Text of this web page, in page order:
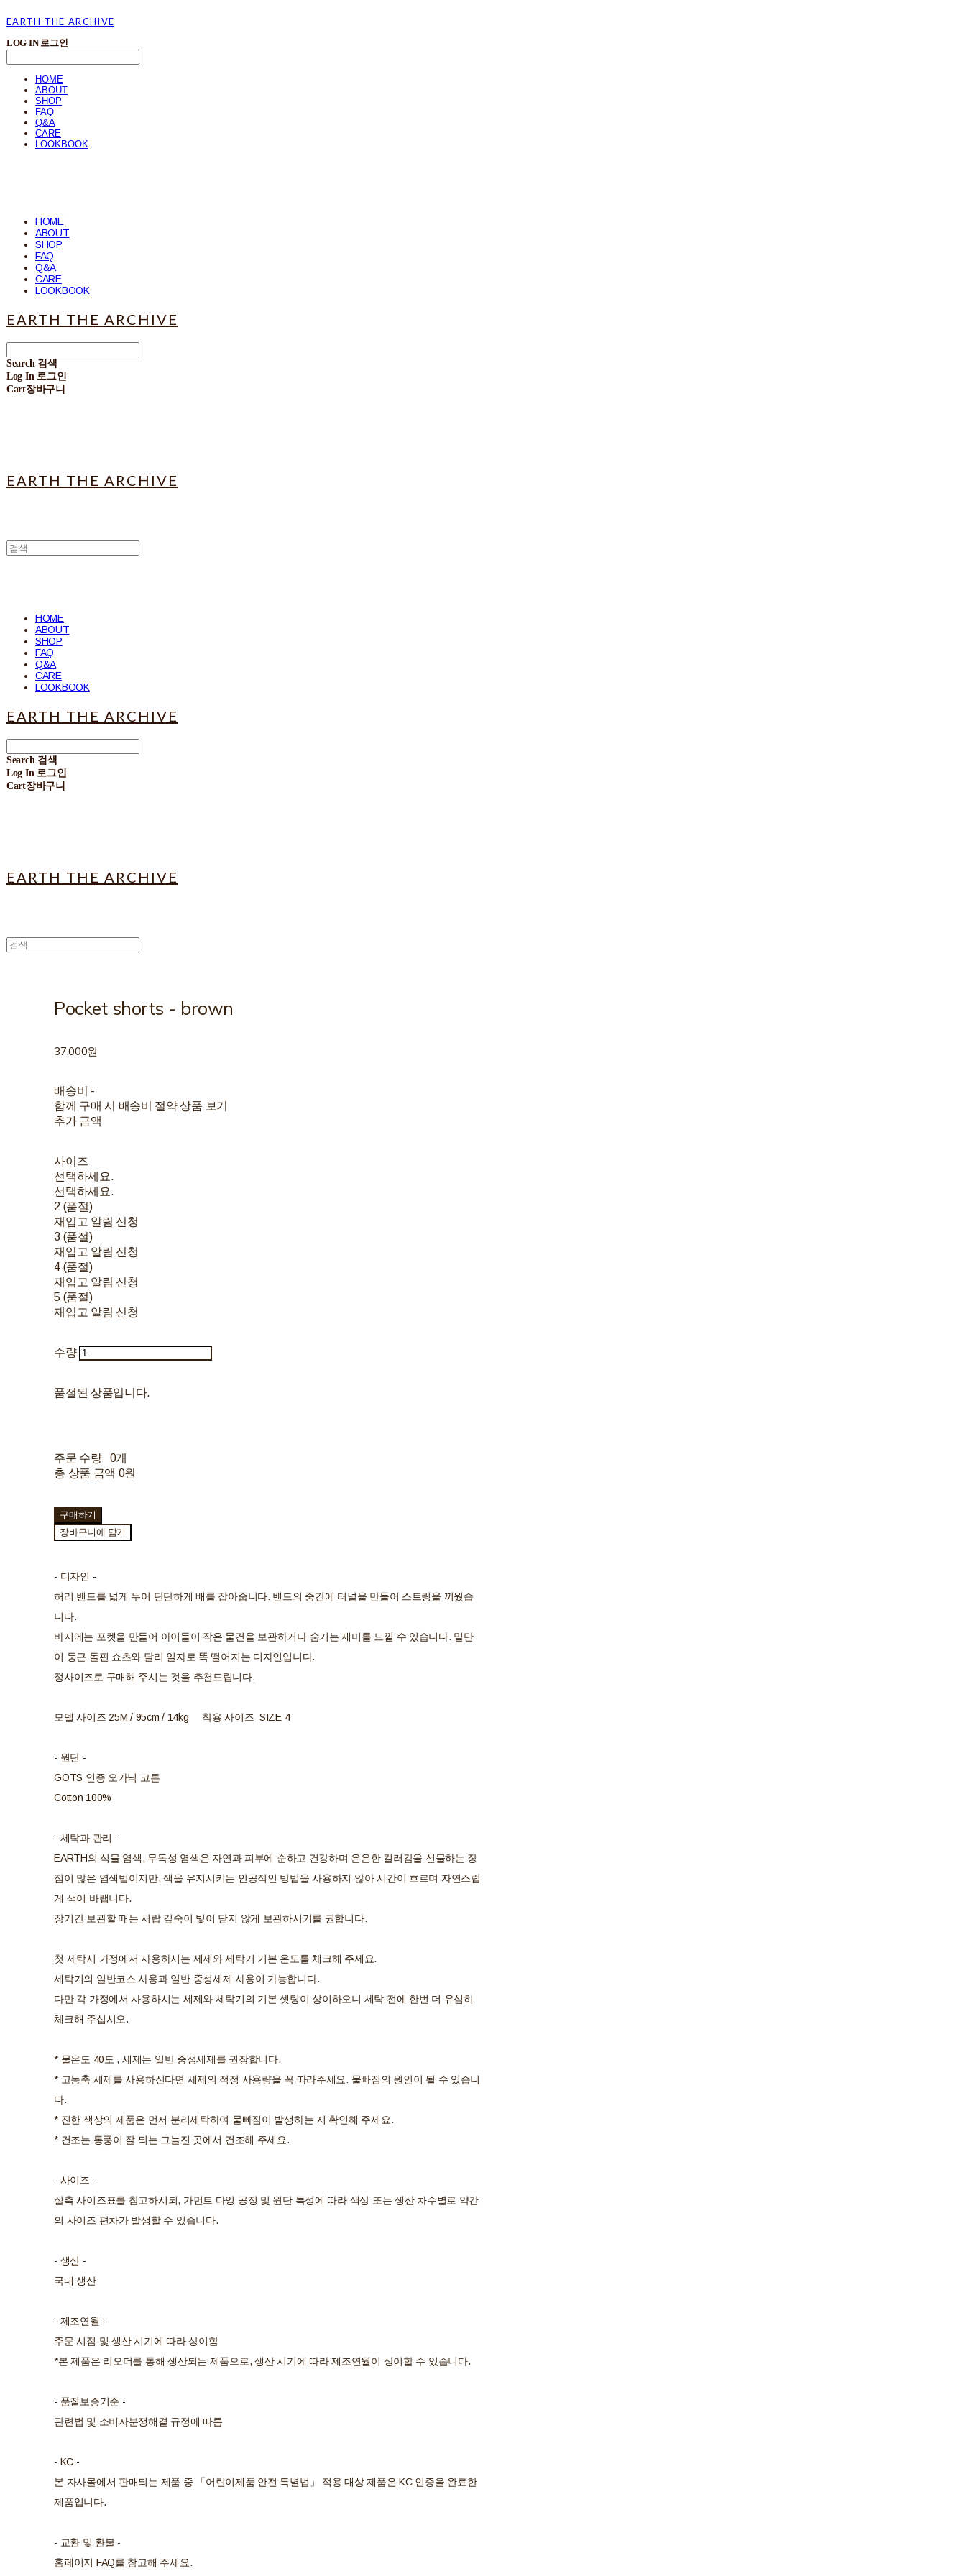
EARTH THE ARCHIVE
LOG IN 로그인
HOME
ABOUT
SHOP
FAQ
Q&A
CARE
LOOKBOOK
HOME
ABOUT
SHOP
FAQ
Q&A
CARE
LOOKBOOK
EARTH THE ARCHIVE
Search 검색
Log In 로그인
Cart장바구니
EARTH THE ARCHIVE
HOME
ABOUT
SHOP
FAQ
Q&A
CARE
LOOKBOOK
EARTH THE ARCHIVE
Search 검색
Log In 로그인
Cart장바구니
EARTH THE ARCHIVE
Pocket shorts - brown
37,000원
배송비 -
함께 구매 시 배송비 절약 상품 보기
추가 금액
사이즈
선택하세요.
선택하세요.
2 (품절)
재입고 알림 신청
3 (품절)
재입고 알림 신청
4 (품절)
재입고 알림 신청
5 (품절)
재입고 알림 신청
수량
품절된 상품입니다.
주문 수량
0개
총 상품 금액 0원
구매하기
장바구니에 담기
- 디자인 -
허리 밴드를 넓게 두어 단단하게 배를 잡아줍니다. 밴드의 중간에 터널을 만들어 스트링을 끼웠습
니다.
바지에는 포켓을 만들어 아이들이 작은 물건을 보관하거나 숨기는 재미를 느낄 수 있습니다. 밑단
이 둥근 돌핀 쇼츠와 달리 일자로 똑 떨어지는 디자인입니다.
정사이즈로 구매해 주시는 것을 추천드립니다.
모델 사이즈 25M / 95cm / 14kg 착용 사이즈 SIZE 4
- 원단 -
GOTS 인증 오가닉 코튼
Cotton 100%
- 세탁과 관리 -
EARTH의 식물 염색, 무독성 염색은 자연과 피부에 순하고 건강하며 은은한 컬러감을 선물하는 장
점이 많은 염색법이지만, 색을 유지시키는 인공적인 방법을 사용하지 않아 시간이 흐르며 자연스럽
게 색이 바랩니다.
장기간 보관할 때는 서랍 깊숙이 빛이 닫지 않게 보관하시기를 권합니다.
첫 세탁시 가정에서 사용하시는 세제와 세탁기 기본 온도를 체크해 주세요.
세탁기의 일반코스 사용과 일반 중성세제 사용이 가능합니다.
다만 각 가정에서 사용하시는 세제와 세탁기의 기본 셋팅이 상이하오니 세탁 전에 한번 더 유심히
체크해 주십시오.
* 물온도 40도 , 세제는 일반 중성세제를 권장합니다.
* 고농축 세제를 사용하신다면 세제의 적정 사용량을 꼭 따라주세요. 물빠짐의 원인이 될 수 있습니
다.
* 진한 색상의 제품은 먼저 분리세탁하여 물빠짐이 발생하는 지 확인해 주세요.
* 건조는 통풍이 잘 되는 그늘진 곳에서 건조해 주세요.
- 사이즈 -
실측 사이즈표를 참고하시되, 가먼트 다잉 공정 및 원단 특성에 따라 색상 또는 생산 차수별로 약간
의 사이즈 편차가 발생할 수 있습니다.
- 생산 -
국내 생산
- 제조연월 -
주문 시점 및 생산 시기에 따라 상이함
*본 제품은 리오더를 통해 생산되는 제품으로, 생산 시기에 따라 제조연월이 상이할 수 있습니다.
- 품질보증기준 -
관련법 및 소비자분쟁해결 규정에 따름
- KC -
본 자사몰에서 판매되는 제품 중 「어린이제품 안전 특별법」 적용 대상 제품은 KC 인증을 완료한
제품입니다.
- 교환 및 환불 -
홈페이지 FAQ를 참고해 주세요.